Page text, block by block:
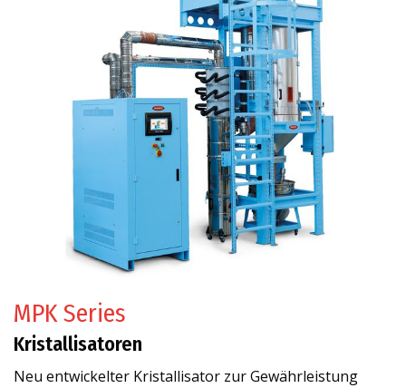
MPK Series
Kristallisatoren
Neu entwickelter Kristallisator zur Gewährleistung